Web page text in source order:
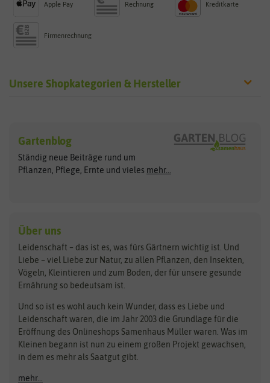
Apple Pay Rechnung Kreditkarte
Firmenrechnung
Unsere Shopkategorien & Hersteller
Exotische Samen
Gemüsesamen
Gründünger
Kräutersamen
Obstsamen
Pilzbrut
Rasensamen
Steckzwiebeln
Zimmer & Kübelpflanzen
Kataloge
Schnäppchen
Anzucht & Gartenzubehör
Arche Noah
ASB Greenworld
Benary
Bingenheimer Saatgut
Bionana
BIOWOL
Blumicorn
Bûten Birds
Clever Pots
COMPO
Dürr-Samen
Feldsaaten Freudenberger
Fertil
Flora Elite
Gartenblog
Ständig neue Beiträge rund um
Pflanzen, Pflege, Ernte und vieles mehr...
Über uns
Leidenschaft – das ist es, was fürs Gärtnern wichtig ist. Und
Liebe – viel Liebe zur Natur, zu allen Pflanzen, den Insekten,
Vögeln, Kleintieren und zum Boden, der für unsere gesunde
Ernährung so bedeutsam ist.
Und so ist es wohl auch kein Wunder, dass es Liebe und
Leidenschaft waren, die im Jahr 2003 die Grundlage für die
Eröffnung des Onlineshops Samenhaus Müller waren. Was im
Kleinen begann ist nun zu einem großen Projekt gewachsen,
in dem es mehr als Saatgut gibt.
mehr...